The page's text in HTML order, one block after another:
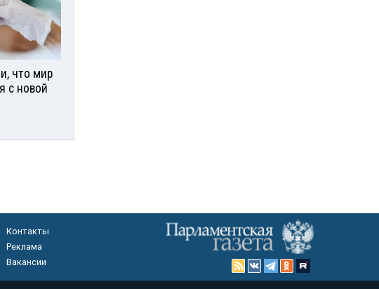
что мир
с новой
Контакты
Реклама
Вакансии